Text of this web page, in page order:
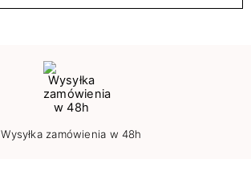
Wysyłka zamówienia w 48h